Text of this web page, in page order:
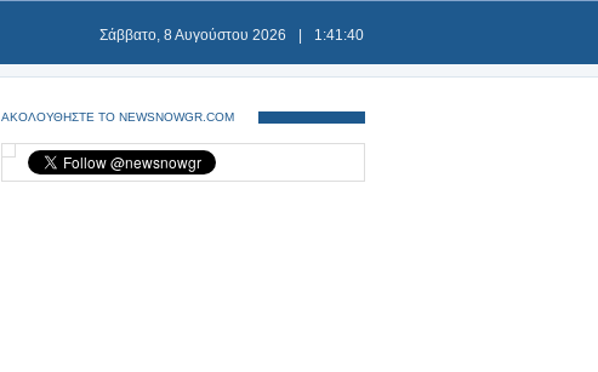
Σάββατο, 8 Αυγούστου 2026 1:41:40
ΑΚΟΛΟΥΘΗΣΤΕ ΤΟ NEWSNOWGR.COM